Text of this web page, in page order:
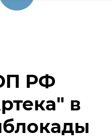
РФ
в